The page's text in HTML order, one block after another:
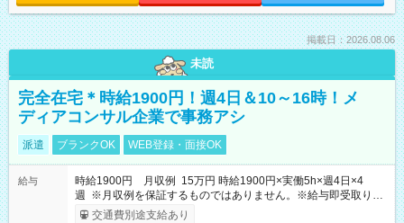
掲載日：2026.08.06
未読
完全在宅＊時給1900円！週4日＆10～16時！メ
ディアコンサル企業で事務アシ
派遣 ブランクOK WEB登録・面接OK
給与
時給1900円 月収例 15万円 時給1900円×実働5h×週4日×4
週 ※月収例を保証するものではありません。※給与即受取りサ
ービス利用可（利用条件有）
交通費別途支給あり